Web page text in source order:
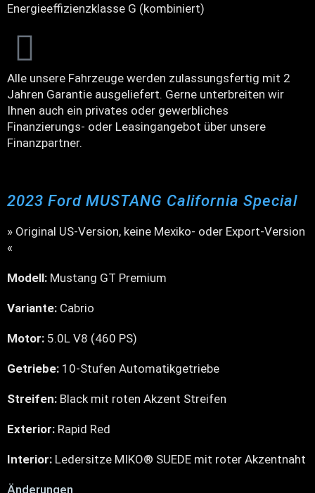
Energieeffizienzklasse G (kombiniert)
Alle unsere Fahrzeuge werden zulassungsfertig mit 2
Jahren Garantie ausgeliefert. Gerne unterbreiten wir
Ihnen auch ein privates oder gewerbliches
Finanzierungs- oder Leasingangebot über unsere
Finanzpartner.
2023 Ford MUSTANG California Special
» Original US-Version, keine Mexiko- oder Export-Version
«
Modell: Mustang GT Premium
Variante: Cabrio
Motor: 5.0L V8 (460 PS)
Getriebe: 10-Stufen Automatikgetriebe
Streifen: Black mit roten Akzent Streifen
Exterior: Rapid Red
Interior: Ledersitze MIKO® SUEDE mit roter Akzentnaht
Änderungen